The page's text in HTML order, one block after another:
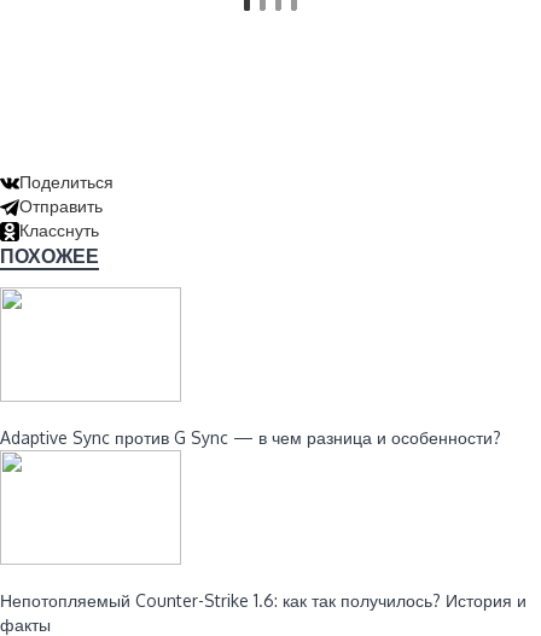
Поделиться
Отправить
Класснуть
ПОХОЖЕЕ
Adaptive Sync против G Sync — в чем разница и особенности?
Непотопляемый Counter-Strike 1.6: как так получилось? История и
факты